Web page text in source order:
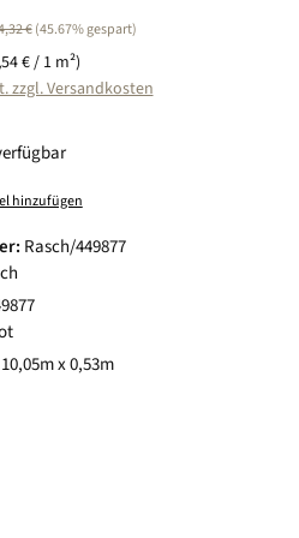
Preis:
€ (45.67% gespart)
€ / 1 m²)
zzgl. Versandkosten
hinzufügen
Rasch/449877
10,05m x 0,53m